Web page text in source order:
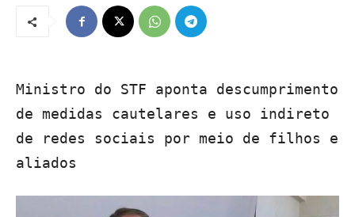
Ministro do STF aponta descumprimento
de medidas cautelares e uso indireto
de redes sociais por meio de filhos e
aliados